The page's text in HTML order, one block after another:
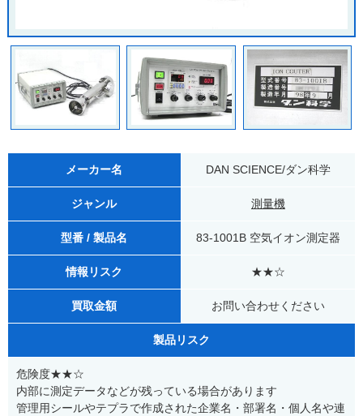
メーカー名 DAN SCIENCE/ダン科学
ジャンル 測量機
型番 / 製品名 83-1001B 空気イオン測定器
情報リスク ★★☆
買取金額 お問い合わせください
製品リスク
危険度★★☆
内部に測定データなどが残っている場合があります
管理用シールやテプラで作成された企業名・部署名・個人名や連